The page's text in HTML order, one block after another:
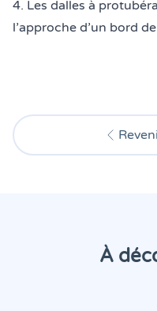
4. Les dalles à
l’approche d’un bord
À